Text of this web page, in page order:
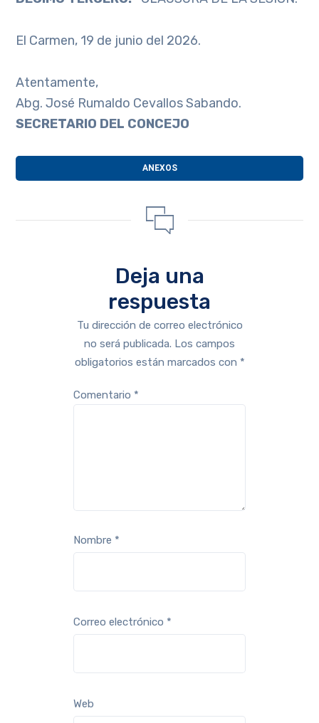
El Carmen, 19 de junio del 2026.
Atentamente,
Abg. José Rumaldo Cevallos Sabando.
SECRETARIO DEL CONCEJO
ANEXOS
Deja una
respuesta
Tu dirección de correo electrónico
no será publicada. Los campos
obligatorios están marcados con *
Comentario *
Nombre *
Correo electrónico *
Web